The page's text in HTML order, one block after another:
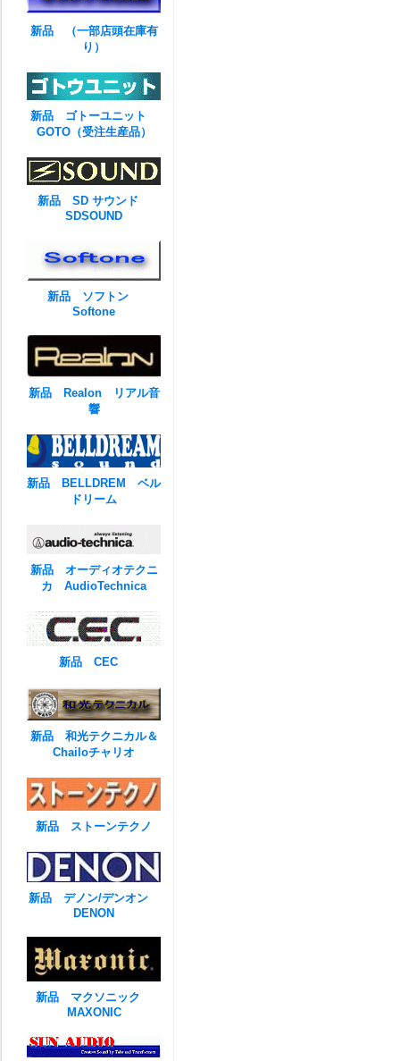
新品 （一部店頭在庫有
り）
新品 ゴトーユニット
GOTO（受注生産品）
新品 SD サウンド
SDSOUND
新品 ソフトン
Softone
新品 Realon リアル音
響
新品 BELLDREM ベル
ドリーム
新品 オーディオテクニ
カ AudioTechnica
新品 CEC
新品 和光テクニカル＆
Chailoチャリオ
新品 ストーンテクノ
新品 デノン/デンオン
DENON
新品 マクソニック
MAXONIC